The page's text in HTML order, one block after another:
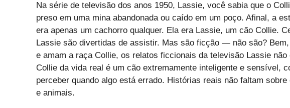
Na série de televisão dos anos 1950, Lassie, você sabia que o
preso em uma mina abandonada ou caído em um poço. Afinal, a
era apenas um cachorro qualquer. Ela era Lassie, um cão Collie.
Lassie são divertidas de assistir. Mas são ficção — não são?
e amam a raça Collie, os relatos ficcionais da televisão Lassie
Collie da vida real é um cão extremamente inteligente e sensível,
perceber quando algo está errado. Histórias reais não faltam
e animais.